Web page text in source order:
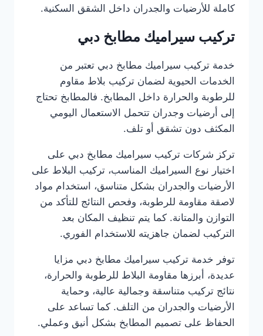
كاملة للأرضيات والجدران داخل الشقق السكنية.
تركيب سيراميك مطابخ دبي
خدمة تركيب سيراميك مطابخ دبي تعتبر من
الخدمات الحيوية لضمان تركيب بلاط مقاوم
للرطوبة والحرارة داخل المطابخ. فالمطابخ تحتاج
إلى أرضيات وجدران تتحمل الاستعمال اليومي
المكثف دون تشقق أو تلف.
تركز شركات تركيب سيراميك مطابخ دبي على
اختيار نوع السيراميك المناسب، تركيب البلاط على
الأرضيات والجدران بشكل متناسق، استخدام مواد
لاصقة مقاومة للرطوبة، وفحص النتائج للتأكد من
التوازن والمتانة. كما يتم تنظيف المكان بعد
التركيب لضمان جاهزيته للاستخدام الفوري.
توفر خدمة تركيب سيراميك مطابخ دبي مزايا
عديدة، أبرزها مقاومة البلاط للرطوبة والحرارة،
نتائج تركيب متناسقة وجمالية عالية، وحماية
الأرضيات والجدران من التلف. كما تساعد على
الحفاظ على تصميم المطابخ بشكل أنيق وعملي.